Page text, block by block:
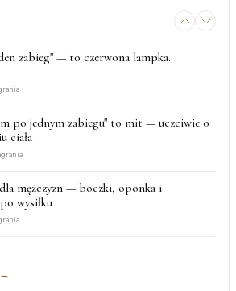
zabieg" — to czerwona lampka.
po jednym zabiegu" to mit — uczciwie o
ciała
mężczyzn — boczki, oponka i
wysiłku
→